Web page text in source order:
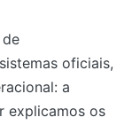
oficiais,
a
explicamos os